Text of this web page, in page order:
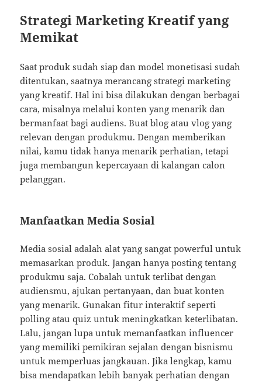
Strategi Marketing Kreatif yang
Memikat
Saat produk sudah siap dan model monetisasi sudah
ditentukan, saatnya merancang strategi marketing
yang kreatif. Hal ini bisa dilakukan dengan berbagai
cara, misalnya melalui konten yang menarik dan
bermanfaat bagi audiens. Buat blog atau vlog yang
relevan dengan produkmu. Dengan memberikan
nilai, kamu tidak hanya menarik perhatian, tetapi
juga membangun kepercayaan di kalangan calon
pelanggan.
Manfaatkan Media Sosial
Media sosial adalah alat yang sangat powerful untuk
memasarkan produk. Jangan hanya posting tentang
produkmu saja. Cobalah untuk terlibat dengan
audiensmu, ajukan pertanyaan, dan buat konten
yang menarik. Gunakan fitur interaktif seperti
polling atau quiz untuk meningkatkan keterlibatan.
Lalu, jangan lupa untuk memanfaatkan influencer
yang memiliki pemikiran sejalan dengan bisnismu
untuk memperluas jangkauan. Jika lengkap, kamu
bisa mendapatkan lebih banyak perhatian dengan